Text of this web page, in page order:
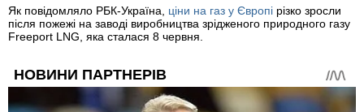
Як повідомляло РБК-Україна, ціни на газ у Європі різко зросли
після пожежі на заводі виробництва зрідженого природного газу
Freeport LNG, яка сталася 8 червня.